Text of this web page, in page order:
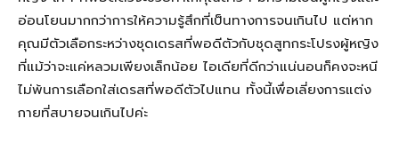
อ่อนโยนมากกว่าการให้ความรู้สึกที่เป็นทางการจนเกินไป แต่หาก
คุณมีตัวเลือกระหว่างชุดเดรสที่พอดีตัวกับชุดสูทกระโปรงผู้หญิง
ที่แม้ว่าจะแค่หลวมเพียงเล็กน้อย ไอเดียที่ดีกว่าแน่นอนก็คงจะหนี
ไม่พ้นการเลือกใส่เดรสที่พอดีตัวไปแทน ทั้งนี้เพื่อเลี่ยงการแต่ง
กายที่สบายจนเกินไปค่ะ